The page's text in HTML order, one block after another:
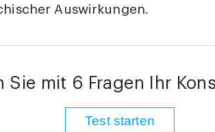
Auswirkungen.
Sie mit 6 Fragen Ihr
Test starten